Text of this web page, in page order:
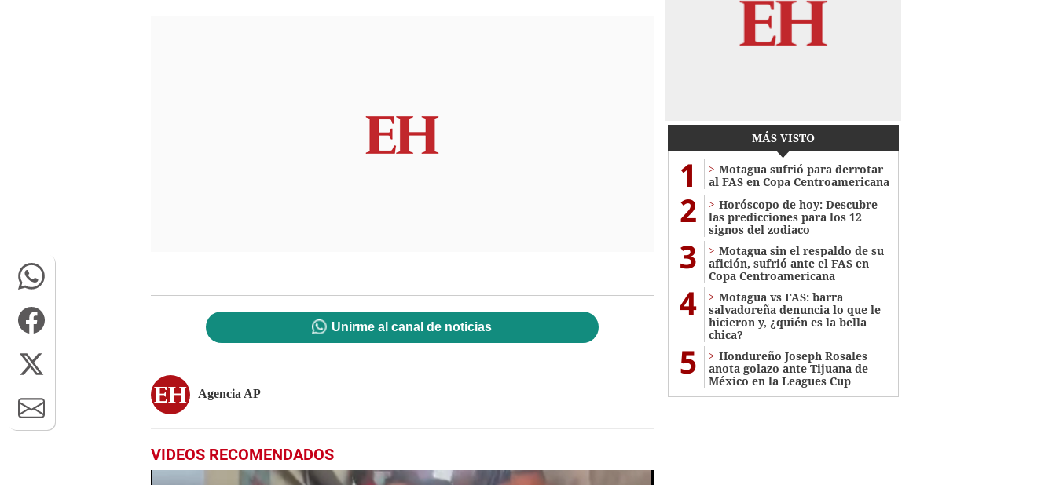
Unirme al canal de noticias
Agencia AP
VIDEOS RECOMENDADOS
MÁS VISTO
1
Motagua sufrió para derrotar
al FAS en Copa Centroamericana
2
Horóscopo de hoy: Descubre
las predicciones para los 12
signos del zodiaco
3
Motagua sin el respaldo de su
afición, sufrió ante el FAS en
Copa Centroamericana
4
Motagua vs FAS: barra
salvadoreña denuncia lo que le
hicieron y, ¿quién es la bella
chica?
5
Hondureño Joseph Rosales
anota golazo ante Tijuana de
México en la Leagues Cup